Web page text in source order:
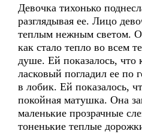
Девочка тихонько
разглядывая ее. Лицо
теплым нежным светом.
как стало тепло во всем
душе. Ей показалось, что
ласковый погладил ее по
в лобик. Ей показалось,
покойная матушка. Она
маленькие прозрачные
тоненькие теплые